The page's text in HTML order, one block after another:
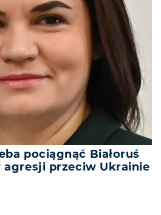
pociągnąć Białoruś
agresji przeciw Ukrainie